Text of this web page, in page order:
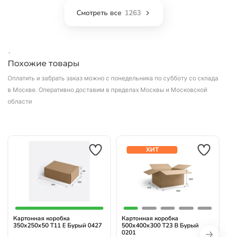
Смотреть все 1263
`
Похожие товары
Оплатить и забрать заказ можно с понедельника по субботу со склада
в Москве. Оперативно доставим в пределах Москвы и Московской
области
Картонная коробка
350х250х50 Т11 E Бурый 0427
ХИТ
Картонная коробка
500х400х300 Т23 B Бурый
0201